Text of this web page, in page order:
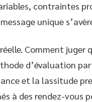
contraintes
unique
Comment juger
d’évaluation
et la lassitude
à des rendez-vous